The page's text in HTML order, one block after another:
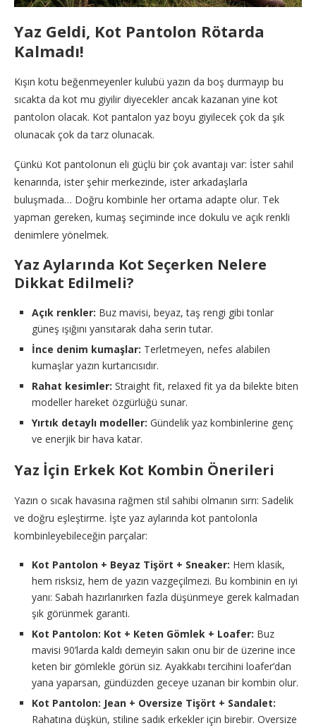
Yaz Geldi, Kot Pantolon Rötarda
Kalmadı!
Kışın kotu beğenmeyenler kulubü yazın da boş durmayıp bu
sıcakta da kot mu giyilir diyecekler ancak kazanan yine kot
pantolon olacak. Kot pantalon yaz boyu giyilecek çok da şık
olunacak çok da tarz olunacak.
Çünkü Kot pantolonun eli güçlü bir çok avantajı var: İster sahil
kenarında, ister şehir merkezinde, ister arkadaşlarla
buluşmada… Doğru kombinle her ortama adapte olur. Tek
yapman gereken, kumaş seçiminde ince dokulu ve açık renkli
denimlere yönelmek.
Yaz Aylarında Kot Seçerken Nelere
Dikkat Edilmeli?
Açık renkler: Buz mavisi, beyaz, taş rengi gibi tonlar
güneş ışığını yansıtarak daha serin tutar.
İnce denim kumaşlar: Terletmeyen, nefes alabilen
kumaşlar yazın kurtarıcısıdır.
Rahat kesimler: Straight fit, relaxed fit ya da bilekte biten
modeller hareket özgürlüğü sunar.
Yırtık detaylı modeller: Gündelik yaz kombinlerine genç
ve enerjik bir hava katar.
Yaz İçin Erkek Kot Kombin Önerileri
Yazın o sıcak havasına rağmen stil sahibi olmanın sırrı: Sadelik
ve doğru eşleştirme. İşte yaz aylarında kot pantolonla
kombinleyebileceğin parçalar:
Kot Pantolon + Beyaz Tişört + Sneaker: Hem klasik,
hem risksiz, hem de yazın vazgeçilmezi. Bu kombinin en iyi
yanı: Sabah hazırlanırken fazla düşünmeye gerek kalmadan
şık görünmek garanti.
Kot Pantolon: Kot + Keten Gömlek + Loafer: Buz
mavisi 90’larda kaldı demeyin sakın onu bir de üzerine ince
keten bir gömlekle görün siz. Ayakkabı tercihini loafer’dan
yana yaparsan, gündüzden geceye uzanan bir kombin olur.
Kot Pantolon: Jean + Oversize Tişört + Sandalet:
Rahatına düşkün, stiline sadık erkekler için birebir. Oversize